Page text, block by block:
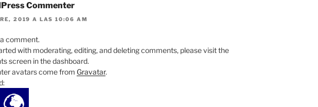
Commenter
2019 A LAS 10:06 AM
comment.
with moderating, editing, and deleting comments, please visit the
screen in the dashboard.
avatars come from Gravatar.